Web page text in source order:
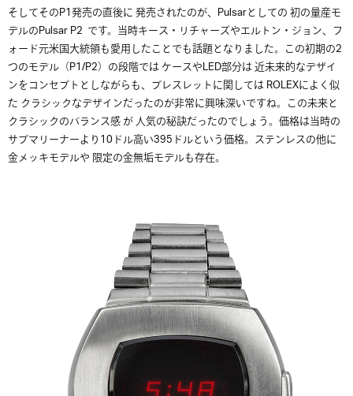
そしてそのP1発売の直後に 発売されたのが、Pulsarとしての 初の量産モ
デルのPulsar P2 です。当時キース・リチャーズやエルトン・ジョン、フ
ォード元米国大統領も愛用したことでも話題となりました。この初期の2
つのモデル（P1/P2）の段階では ケースやLED部分は 近未来的なデザイ
ンをコンセプトとしながらも、ブレスレットに関しては ROLEXによく似
た クラシックなデザインだったのが非常に興味深いですね。この未来と
クラシックのバランス感 が 人気の秘訣だったのでしょう。価格は当時の
サブマリーナーより10ドル高い395ドルという価格。ステンレスの他に
金メッキモデルや 限定の金無垢モデルも存在。